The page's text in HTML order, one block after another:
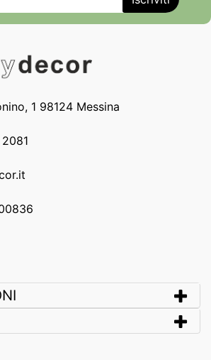
1 98124 Messina